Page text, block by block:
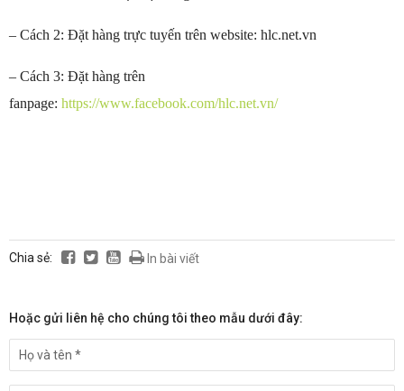
– Cách 2: Đặt hàng trực tuyến trên website: hlc.net.vn
– Cách 3: Đặt hàng trên
fanpage: https://www.facebook.com/hlc.net.vn/
Chia sẻ: In bài viết
Hoặc gửi liên hệ cho chúng tôi theo mẫu dưới đây: